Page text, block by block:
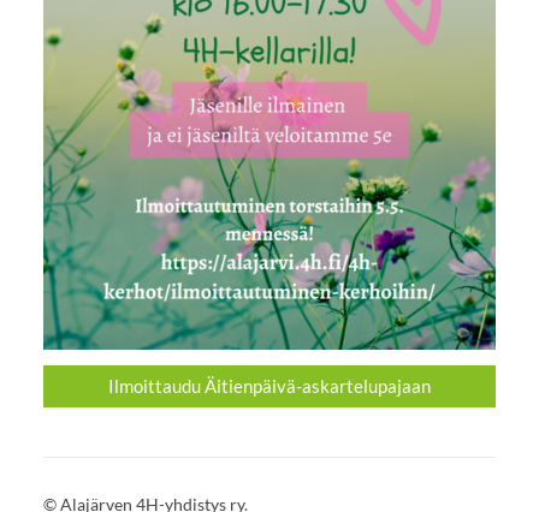
Ilmoittaudu Äitienpäivä-askartelupajaan
©Alajärven 4H-yhdistys ry.